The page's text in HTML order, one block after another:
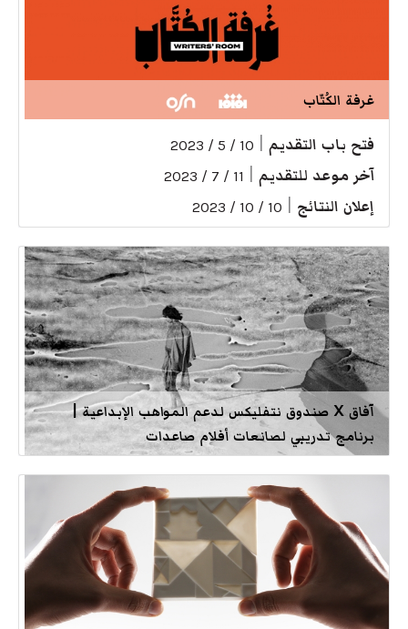
غرفة الكُتّاب
فتح باب التقديم 10 / 5 / 2023
آخر موعد للتقديم 11 / 7 / 2023
إعلان النتائج 10 / 10 / 2023
آفاق X صندوق نتفليكس لدعم المواهب الإبداعية |
برنامج تدريبي لصانعات أفلام صاعدات